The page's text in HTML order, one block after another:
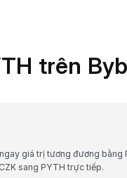
trên
giá trị tương đương bằng
sang PYTH trực tiếp.